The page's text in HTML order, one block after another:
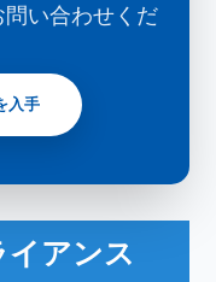
い合わせくだ
入手
アンス